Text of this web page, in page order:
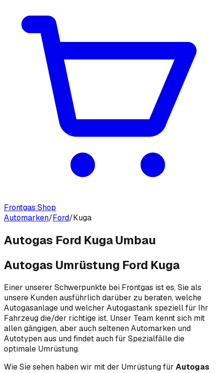
Frontgas Shop
Automarken/Ford/Kuga
Autogas Ford Kuga Umbau
Autogas Umrüstung Ford Kuga
Einer unserer Schwerpunkte bei Frontgas ist es, Sie als
unsere Kunden ausführlich darüber zu beraten, welche
Autogasanlage und welcher Autogastank speziell für Ihr
Fahrzeug die/der richtige ist. Unser Team kennt sich mit
allen gängigen, aber auch seltenen Automarken und
Autotypen aus und findet auch für Spezialfälle die
optimale Umrüstung.
Wie Sie sehen haben wir mit der Umrüstung für Autogas